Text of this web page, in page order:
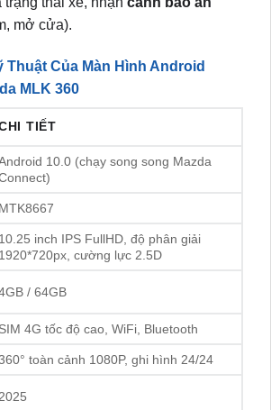
Của Màn Hình Android
CHI TIẾT
Android 10.0 (chạy song song Mazda
1920*720px, cường lực 2.5D
4GB / 64GB
TNHH TM XNK Nội thất ô tô Quang Minh